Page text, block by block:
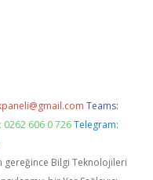
Teams:
606 0 726 Telegram:
gereğince Bilgi Teknolojileri